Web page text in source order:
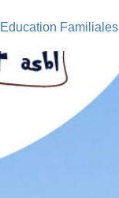
Familiales